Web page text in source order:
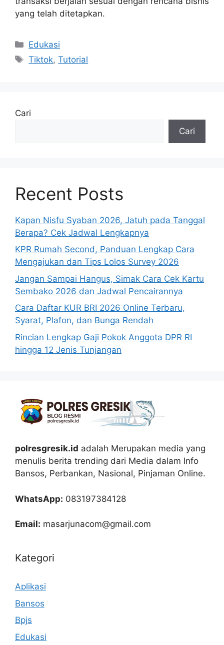
yang telah ditetapkan.
Kategori
Edukasi
Tag
Tiktok,Tutorial
Cari
Cari
Recent Posts
Kapan Nisfu Syaban 2026, Jatuh pada Tanggal
Berapa? Cek Jadwal Lengkapnya
KPR Rumah Second, Panduan Lengkap Cara
Mengajukan dan Tips Lolos Survey 2026
Jangan Sampai Hangus, Simak Cara Cek Kartu
Sembako 2026 dan Jadwal Pencairannya
Cara Daftar KUR BRI 2026 Online Terbaru,
Syarat, Plafon, dan Bunga Rendah
Rincian Lengkap Gaji Pokok Anggota DPR RI
hingga 12 Jenis Tunjangan
polresgresik.id adalah Merupakan media yang
menulis berita trending dari Media dalam Info
Bansos, Perbankan, Nasional, Pinjaman Online.
WhatsApp: 083197384128
Email: masarjunacom@gmail.com
Kategori
Aplikasi
Bansos
Bpjs
Edukasi